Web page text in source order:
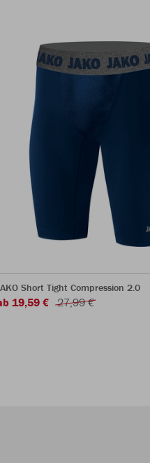
Short Tight Compression 2.0
19,59 € 27,99 €